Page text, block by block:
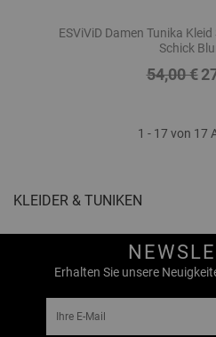
ESViViD Damen Tunika
Schick
Regulärer
54,00 €
1 - 17 von 17
KLEIDER & TUNIKEN
Erhalten Sie unsere